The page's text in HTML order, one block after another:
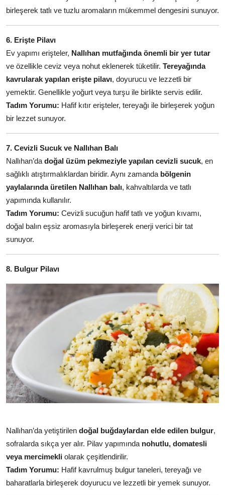
birleşerek tatlı ve tuzlu aromaların mükemmel dengesini sunuyor.
6. Erişte Pilavı
Ev yapımı erişteler, Nallıhan mutfağında önemli bir yer tutar
ve özellikle ceviz veya nohut eklenerek tüketilir. Tereyağında
kavrularak yapılan erişte pilavı, doyurucu ve lezzetli bir
yemektir. Genellikle yoğurt veya turşu ile birlikte servis edilir.
Tadım Yorumu: Hafif kıtır erişteler, tereyağı ile birleşerek yoğun
bir lezzet sunuyor.
7. Cevizli Sucuk ve Nallıhan Balı
Nallıhan’da doğal üzüm pekmeziyle yapılan cevizli sucuk, en
sağlıklı atıştırmalıklardan biridir. Aynı zamanda bölgenin
yaylalarında üretilen Nallıhan balı, kahvaltılarda ve tatlı
yapımında kullanılır.
Tadım Yorumu: Cevizli sucuğun hafif tatlı ve yoğun kıvamı,
doğal balın eşsiz aromasıyla birleşerek enerji verici bir tat
sunuyor.
8. Bulgur Pilavı
Nallıhan’da yetiştirilen doğal buğdaylardan elde edilen bulgur,
sofralarda sıkça yer alır. Pilav yapımında nohutlu, domatesli
veya mercimekli olarak çeşitlendirilir.
Tadım Yorumu: Hafif kavrulmuş bulgur taneleri, tereyağı ve
baharatlarla birleşerek doyurucu ve lezzetli bir yemek sunuyor.